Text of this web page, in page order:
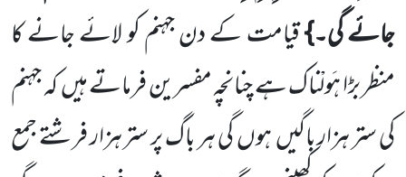
جائے گی۔}قیامت کے دن جہنم کو لائے جانے کا
منظر بڑا ہَولْناک ہے چنانچہ مفسرین فرماتے ہیںکہ جہنم
کی ستر ہزار باگیںہوںگی ہر باگ پر ستر ہزار فرشتے جمع